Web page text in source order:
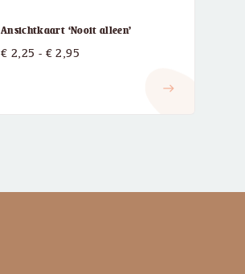
Ansichtkaart ‘Nooit alleen’
€ 2,25 - € 2,95
east